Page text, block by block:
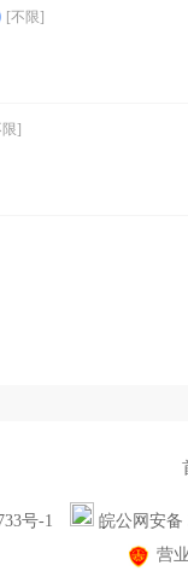
[不限]
]
号-1 皖公网安备
营